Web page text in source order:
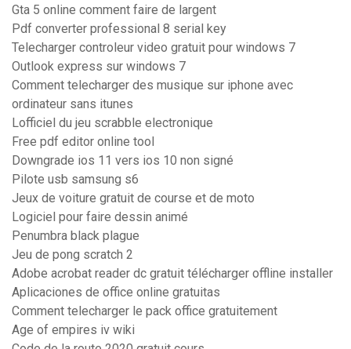
Gta 5 online comment faire de largent
Pdf converter professional 8 serial key
Telecharger controleur video gratuit pour windows 7
Outlook express sur windows 7
Comment telecharger des musique sur iphone avec
ordinateur sans itunes
Lofficiel du jeu scrabble electronique
Free pdf editor online tool
Downgrade ios 11 vers ios 10 non signé
Pilote usb samsung s6
Jeux de voiture gratuit de course et de moto
Logiciel pour faire dessin animé
Penumbra black plague
Jeu de pong scratch 2
Adobe acrobat reader dc gratuit télécharger offline installer
Aplicaciones de office online gratuitas
Comment telecharger le pack office gratuitement
Age of empires iv wiki